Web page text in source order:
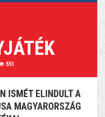
551
ISMÉT ELINDULT A
MAGYARORSZÁG